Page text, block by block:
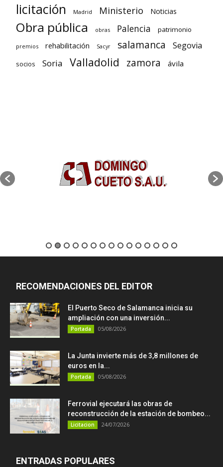
licitación Madrid Ministerio Noticias
Obra pública obras Palencia patrimonio
premios rehabilitación Sacyr salamanca Segovia
socios Soria Valladolid zamora ávila
RECOMENDACIONES DEL EDITOR
El Puerto Seco de Salamanca inicia su
ampliación con una inversión...
Portada 05/08/2026
La Junta invierte más de 3,8 millones de
euros en la...
Portada 05/08/2026
Ferrovial ejecutará las obras de
reconstrucción de la estación de bombeo...
Licitacion 24/07/2026
ENTRADAS POPULARES